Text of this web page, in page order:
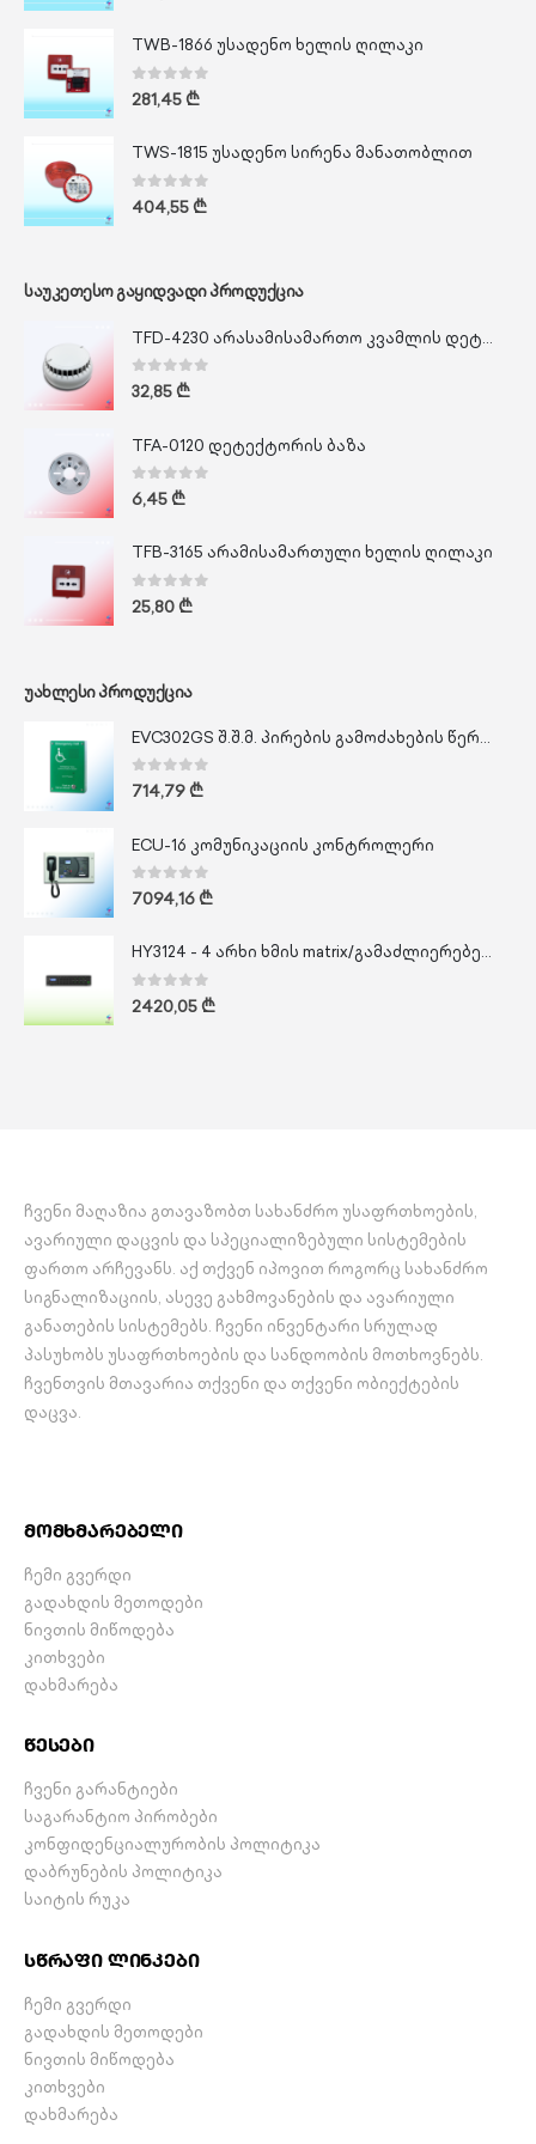
TWB-1866 უსადენო ხელის ღილაკი
0out of 5
281,45₾
TWS-1815 უსადენო სირენა მანათობლით
0 out of 5
404,55₾
ᲡᲐᲣᲙᲔᲗᲔᲡᲝ ᲒᲐᲧᲘᲓᲕᲐᲓᲘ ᲞᲠᲝᲓᲣᲥᲪᲘᲐ
TFD-4230 არასამისამართო კვამლის დეტექტორი
0out of 5
32,85₾
TFA-0120 დეტექტორის ბაზა
0 out of 5
6,45₾
TFB-3165 არამისამართული ხელის ღილაკი
0out of 5
25,80₾
ᲣᲐᲮᲚᲔᲡᲘ ᲞᲠᲝᲓᲣᲥᲪᲘᲐ
EVC302GS შ.შ.მ. პირების გამოძახების წერტილი
0out of 5
714,79₾
ECU-16 კომუნიკაციის კონტროლერი
0out of 5
7094,16₾
HY3124 - 4 არხი ხმის matrix/გამაძლიერებელი 20 VAC
0 out of 5
2420,05₾
ჩვენი მაღაზია გთავაზობთ სახანძრო უსაფრთხოების,
ავარიული დაცვის და სპეციალიზებული სისტემების
ფართო არჩევანს. აქ თქვენ იპოვით როგორც სახანძრო
სიგნალიზაციის, ასევე გახმოვანების და ავარიული
განათების სისტემებს. ჩვენი ინვენტარი სრულად
პასუხობს უსაფრთხოების და სანდოობის მოთხოვნებს.
ჩვენთვის მთავარია თქვენი და თქვენი ობიექტების
დაცვა.
მომხმარებელი
ჩემი გვერდი
გადახდის მეთოდები
ნივთის მიწოდება
კითხვები
დახმარება
წესები
ჩვენი გარანტიები
საგარანტიო პირობები
კონფიდენციალურობის პოლიტიკა
დაბრუნების პოლიტიკა
საიტის რუკა
სწრაფი ლინკები
ჩემი გვერდი
გადახდის მეთოდები
ნივთის მიწოდება
კითხვები
დახმარება